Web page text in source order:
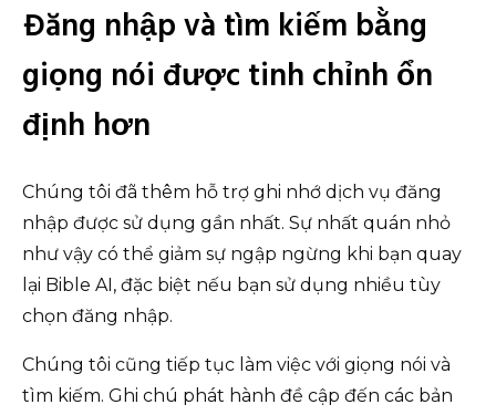
Đăng nhập và tìm kiếm bằng
giọng nói được tinh chỉnh ổn
định hơn
Chúng tôi đã thêm hỗ trợ ghi nhớ dịch vụ đăng
nhập được sử dụng gần nhất. Sự nhất quán nhỏ
như vậy có thể giảm sự ngập ngừng khi bạn quay
lại Bible AI, đặc biệt nếu bạn sử dụng nhiều tùy
chọn đăng nhập.
Chúng tôi cũng tiếp tục làm việc với giọng nói và
tìm kiếm. Ghi chú phát hành đề cập đến các bản